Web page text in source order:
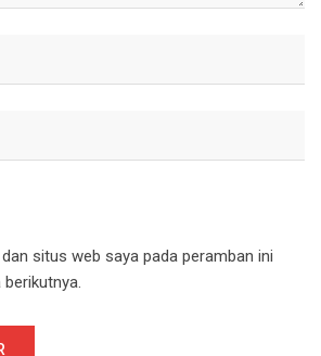
situs web saya pada peramban ini